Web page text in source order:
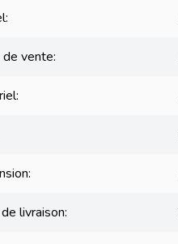
vente:
livraison: